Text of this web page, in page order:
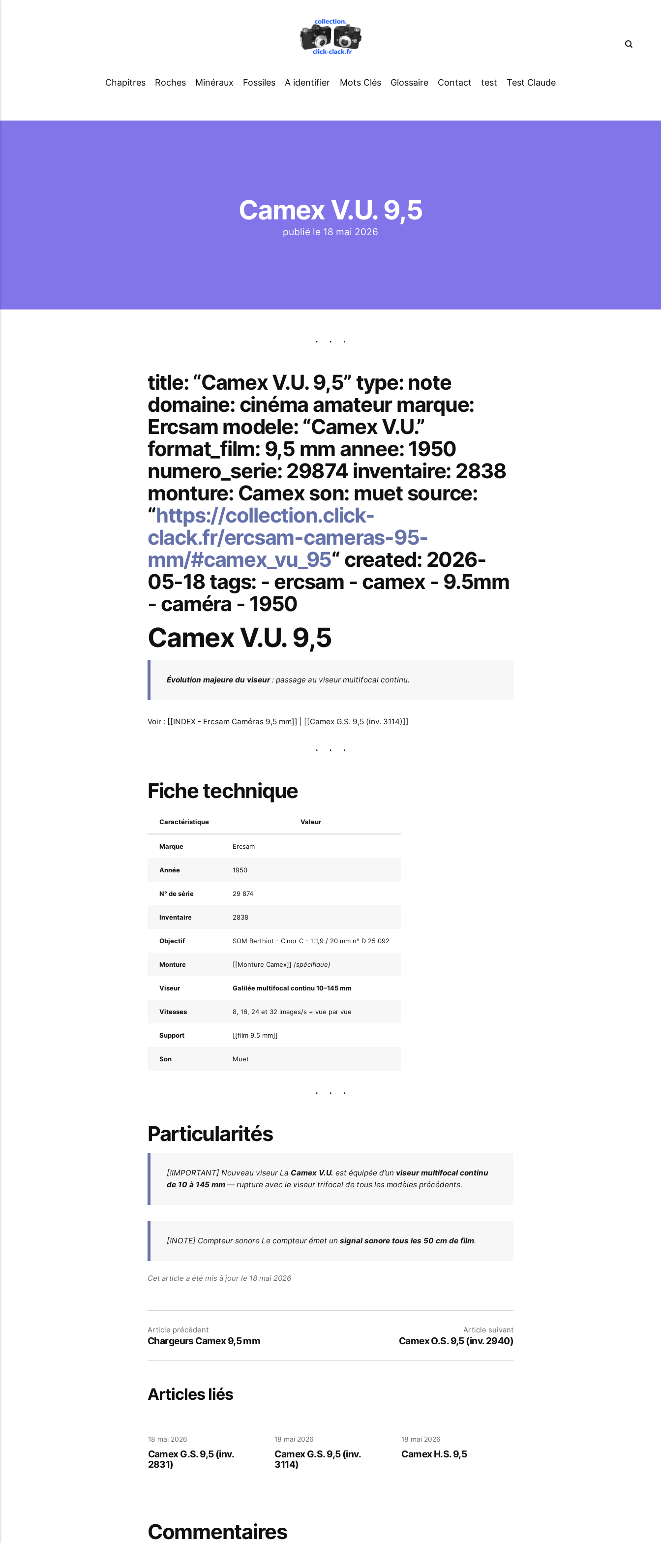
Chapitres Roches Minéraux Fossiles A identifier Mots Clés Glossaire Contact test Test Claude
Camex V.U. 9,5
publié le 18 mai 2026
title: “Camex V.U. 9,5” type: note
domaine: cinéma amateur marque:
Ercsam modele: “Camex V.U.”
format_film: 9,5 mm annee: 1950
numero_serie: 29874 inventaire: 2838
monture: Camex son: muet source:
“https://collection.click-
clack.fr/ercsam-cameras-95-
mm/#camex_vu_95“ created: 2026-
05-18 tags: - ercsam - camex - 9.5mm
- caméra - 1950
Camex V.U. 9,5
Évolution majeure du viseur: passage au viseur multifocal continu.
Voir : [[INDEX - Ercsam Caméras 9,5 mm]] | [[Camex G.S. 9,5 (inv. 3114)]]
Fiche technique
Caractéristique Valeur
Marque Ercsam
Année 1950
N° de série 29 874
Inventaire 2838
Objectif SOM Berthiot - Cinor C - 1:1,9 / 20 mm n° D 25 092
Monture [[Monture Camex]] (spécifique)
Viseur Galilée multifocal continu 10–145 mm
Vitesses 8, 16, 24 et 32 images/s + vue par vue
Support [[film 9,5 mm]]
Son Muet
Particularités
[!IMPORTANT] Nouveau viseur La Camex V.U. est équipée d’un viseur multifocal continu
de 10 à 145 mm — rupture avec le viseur trifocal de tous les modèles précédents.
[!NOTE] Compteur sonore Le compteur émet unsignal sonore tous les 50 cm de film.
Cet article a été mis à jour le 18 mai 2026
Article précédent
Chargeurs Camex 9,5 mm
Article suivant
Camex O.S. 9,5 (inv. 2940)
Articles liés
18 mai 2026
Camex G.S. 9,5 (inv.
2831)
18 mai 2026
Camex G.S. 9,5 (inv.
3114)
18 mai 2026
Camex H.S. 9,5
Commentaires